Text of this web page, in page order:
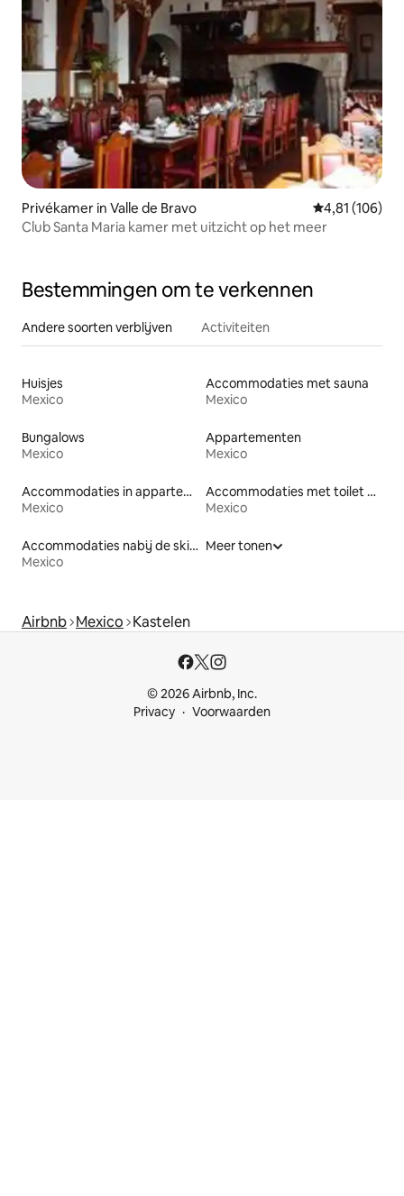
Privékamer in Valle de Bravo Gemiddelde
4,81 (106)
Club Santa Maria kamer met uitzicht op het meer
Bestemmingen om te verkennen
Andere soorten verblijven Activiteiten
Huisjes
Mexico
Accommodaties met sauna
Mexico
Bungalows
Mexico
Appartementen
Mexico
Accommodaties in appartementen met diensten
Mexico
Accommodaties met toilet op toegankelijke hoogte
Mexico
Accommodaties nabij de skipiste
Mexico
Meer tonen
Airbnb Mexico Kastelen
© 2026 Airbnb, Inc.
Privacy
Voorwaarden